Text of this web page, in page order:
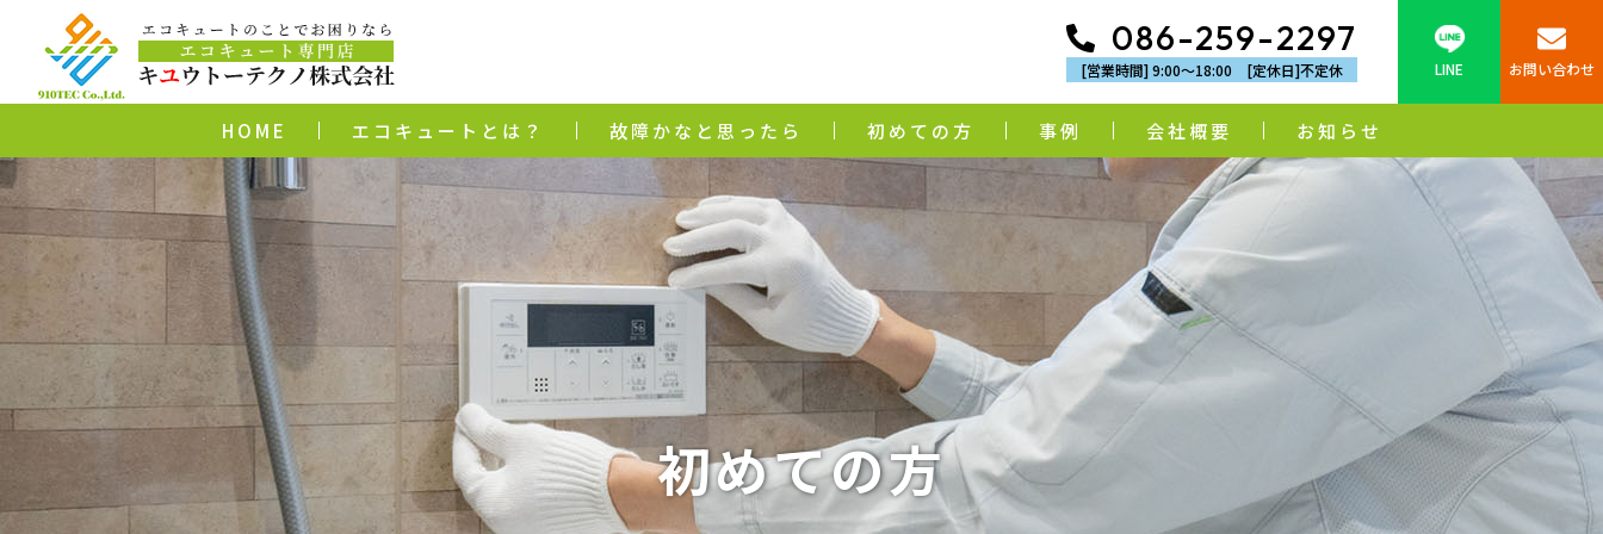
086-259-2297
[営業時間] 9:00～18:00 [定休日]不定休 LINE お問い合わせ
HOME エコキュートとは？ 故障かなと思ったら 初めての方 事例 会社概要 お知らせ
初めての方